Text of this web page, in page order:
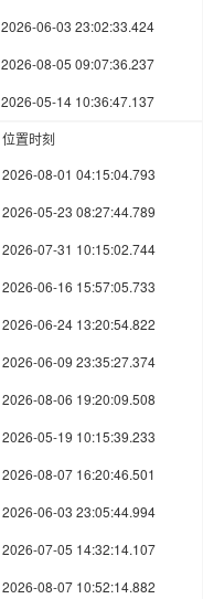
2026-06-03 23:02:33.424
2026-08-05 09:07:36.237
2026-05-14 10:36:47.137
位置时刻
2026-08-01 04:15:04.793
2026-05-23 08:27:44.789
2026-07-31 10:15:02.744
2026-06-16 15:57:05.733
2026-06-24 13:20:54.822
2026-06-09 23:35:27.374
2026-08-06 19:20:09.508
2026-05-19 10:15:39.233
2026-08-07 16:20:46.501
2026-06-03 23:05:44.994
2026-07-05 14:32:14.107
2026-08-07 10:52:14.882